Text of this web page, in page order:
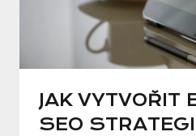
JAK VYTVOŘIT
SEO